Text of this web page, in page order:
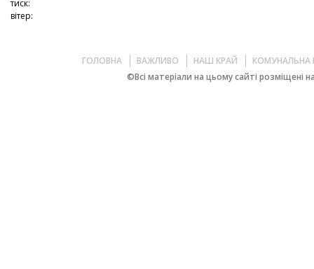
тиск:
вітер:
ГОЛОВНА ВАЖЛИВО НАШ КРАЙ
КОМУНАЛЬНА
©Всі матеріали на цьому сайті розміщені